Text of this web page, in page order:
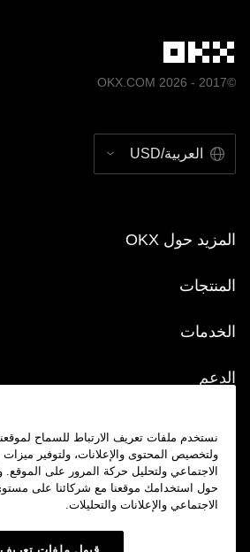
©2017 - 2026 OKX.COM
العربية/USD
المزيد حول OKX
المنتجات
الخدمات
الدعم
حاسبة العملات الرقمية
تداول
نستخدم ملفات تعريف الارتباط للسماح
ولتخصيص المحتوى والإعلانات، ولتوفير
الاجتماعي ولتحليل حركة المرور على
حول استخدامك موقعنا مع شركائنا على
الاجتماعي والإعلانات والتحليلات.